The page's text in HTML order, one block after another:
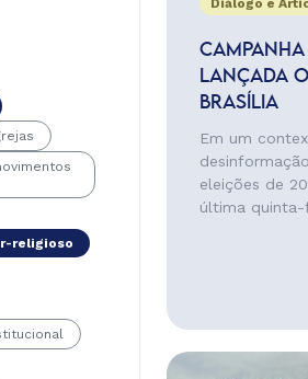
religioso
Diálogo e
CAMPANHA
LANÇADA
BRASÍLIA
Em um
eleições de
última quinta-